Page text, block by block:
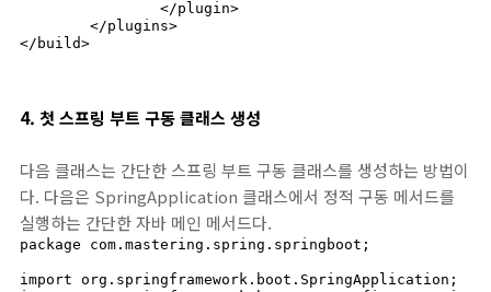
</build>
4. 첫 스프링 부트 구동 클래스 생성
다음 클래스는 간단한 스프링 부트 구동 클래스를 생성하는 방법이
다. 다음은 SpringApplication 클래스에서 정적 구동 메서드를
실행하는 간단한 자바 메인 메서드다.
package com.mastering.spring.springboot;
import org.springframework.boot.SpringApplication;